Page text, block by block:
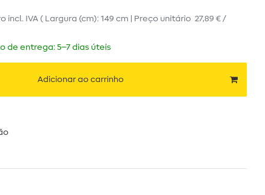
incl. IVA ( Largura (cm): 149 cm | Preço unitário 27,89 € /
de entrega: 5–7 dias úteis
Adicionar ao carrinho